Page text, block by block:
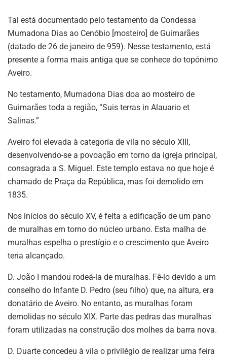
Tal está documentado pelo testamento da Condessa
Mumadona Dias ao Cenóbio [mosteiro] de Guimarães
(datado de 26 de janeiro de 959). Nesse testamento, está
presente a forma mais antiga que se conhece do topónimo
Aveiro.
No testamento, Mumadona Dias doa ao mosteiro de
Guimarães toda a região, “Suis terras in Alauario et
Salinas.”
Aveiro foi elevada à categoria de vila no século XIII,
desenvolvendo-se a povoação em torno da igreja principal,
consagrada a S. Miguel. Este templo estava no que hoje é
chamado de Praça da República, mas foi demolido em
1835.
Nos inícios do século XV, é feita a edificação de um pano
de muralhas em torno do núcleo urbano. Esta malha de
muralhas espelha o prestígio e o crescimento que Aveiro
teria alcançado.
D. João I mandou rodeá-la de muralhas. Fê-lo devido a um
conselho do Infante D. Pedro (seu filho) que, na altura, era
donatário de Aveiro. No entanto, as muralhas foram
demolidas no século XIX. Parte das pedras das muralhas
foram utilizadas na construção dos molhes da barra nova.
D. Duarte concedeu à vila o privilégio de realizar uma feira